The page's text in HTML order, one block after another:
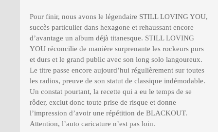
Pour finir, nous avons le légendaire STILL LOVING YOU,
succès particulier dans hexagone et rehaussant encore
d’avantage un album déjà titanesque. STILL LOVING
YOU réconcilie de manière surprenante les rockeurs purs
et durs et le grand public avec son long solo langoureux.
Le titre passe encore aujourd’hui régulièrement sur toutes
les radios, preuve de son statut de classique indémodable.
Un constat pourtant, la recette qui a eu le temps de se
rôder, exclut donc toute prise de risque et donne
l’impression d’avoir une répétition de BLACKOUT.
Attention, l’auto caricature n’est pas loin.